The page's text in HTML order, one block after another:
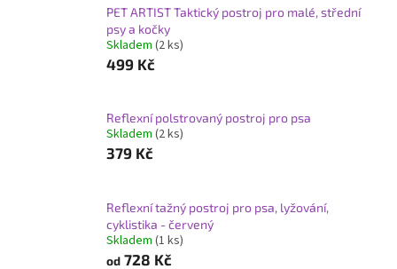
PET ARTIST Taktický postroj pro malé, střední
psy a kočky
Skladem (2 ks)
499 Kč
Reflexní polstrovaný postroj pro psa
Skladem (2 ks)
379 Kč
Reflexní tažný postroj pro psa, lyžování,
cyklistika - červený
Skladem (1 ks)
od 728 Kč